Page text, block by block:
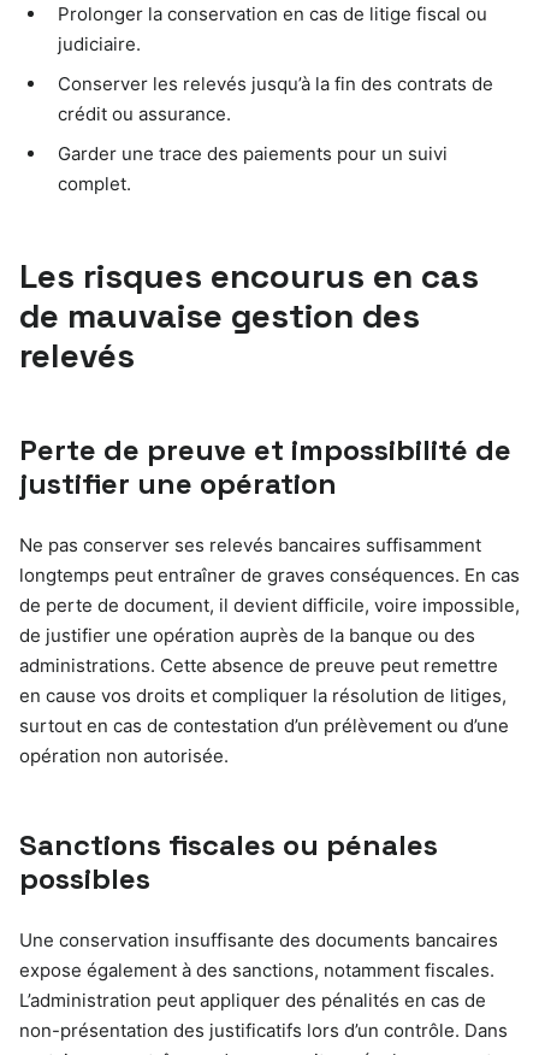
Prolonger la conservation en cas de litige fiscal ou
judiciaire.
Conserver les relevés jusqu’à la fin des contrats de
crédit ou assurance.
Garder une trace des paiements pour un suivi
complet.
Les risques encourus en cas
de mauvaise gestion des
relevés
Perte de preuve et impossibilité de
justifier une opération
Ne pas conserver ses relevés bancaires suffisamment
longtemps peut entraîner de graves conséquences. En cas
de perte de document, il devient difficile, voire impossible,
de justifier une opération auprès de la banque ou des
administrations. Cette absence de preuve peut remettre
en cause vos droits et compliquer la résolution de litiges,
surtout en cas de contestation d’un prélèvement ou d’une
opération non autorisée.
Sanctions fiscales ou pénales
possibles
Une conservation insuffisante des documents bancaires
expose également à des sanctions, notamment fiscales.
L’administration peut appliquer des pénalités en cas de
non-présentation des justificatifs lors d’un contrôle. Dans